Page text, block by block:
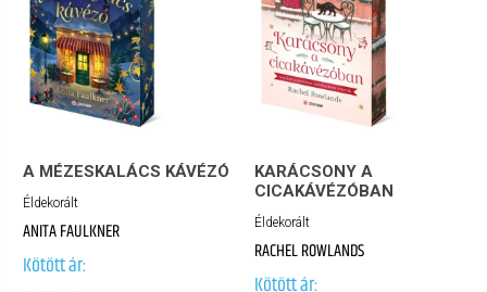
A MÉZESKALÁCS KÁVÉZÓ
Éldekorált
ANITA FAULKNER
Kötött ár:
KARÁCSONY A
CICAKÁVÉZÓBAN
Éldekorált
RACHEL ROWLANDS
Kötött ár: